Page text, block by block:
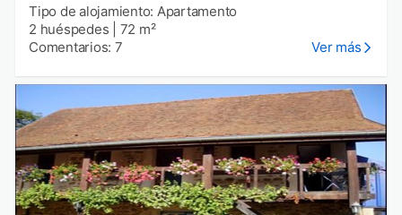
Tipo de alojamiento: Apartamento
2 huéspedes
72 m²
Comentarios: 7
Ver más